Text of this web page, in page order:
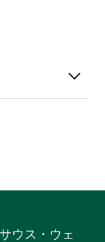
ウス・ウェ